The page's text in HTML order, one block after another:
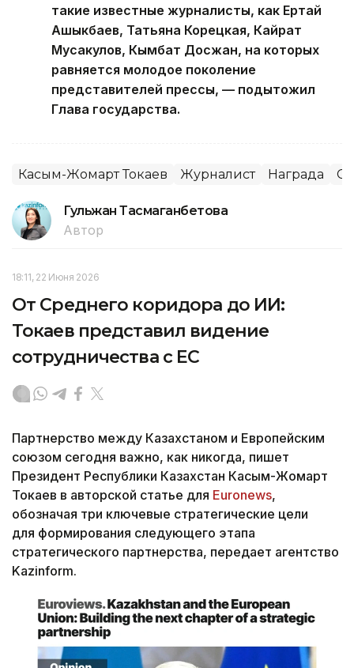
такие известные журналисты, как Ертай
Ашыкбаев, Татьяна Корецкая, Кайрат
Мусакулов, Кымбат Досжан, на которых
равняется молодое поколение
представителей прессы, — подытожил
Глава государства.
Касым-Жомарт Токаев Журналист Награда
Гульжан Тасмаганбетова
Автор
18:11, 22 Июня 2026
От Среднего коридора до ИИ:
Токаев представил видение
сотрудничества с ЕС
Партнерство между Казахстаном и Европейским
союзом сегодня важно, как никогда, пишет
Президент Республики Казахстан Касым-Жомарт
Токаев в авторской статье для Euronews,
обозначая три ключевые стратегические цели
для формирования следующего этапа
стратегического партнерства, передает агентство
Kazinform.